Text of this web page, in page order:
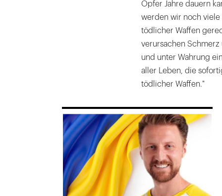
Opfer Jahre dauern
werden wir noch viele
tödlicher Waffen
verursachen
und unter Wahrung
aller Leben, die
tödlicher Waffen."
169